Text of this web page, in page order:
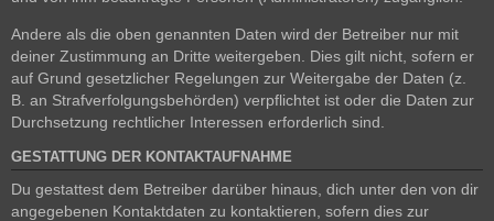
Andere als die oben genannten Daten wird der Betreiber nur mit
deiner Zustimmung an Dritte weitergeben. Dies gilt nicht, sofern er
auf Grund gesetzlicher Regelungen zur Weitergabe der Daten (z.
B. an Strafverfolgungsbehörden) verpflichtet ist oder die Daten zur
Durchsetzung rechtlicher Interessen erforderlich sind.
GESTATTUNG DER KONTAKTAUFNAHME
Du gestattest dem Betreiber darüber hinaus, dich unter den von dir
angegebenen Kontaktdaten zu kontaktieren, sofern dies zur